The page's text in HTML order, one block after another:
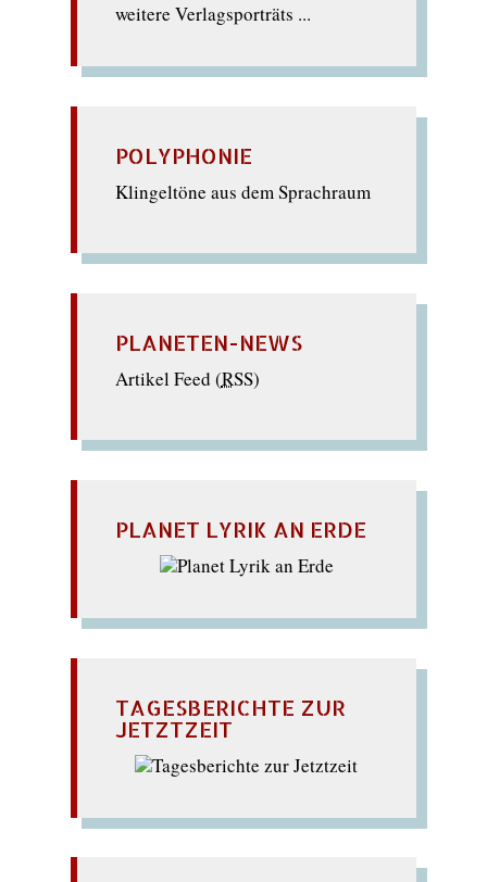
weitere Verlagsporträts ...
POLYPHONIE
Klingeltöne aus dem Sprachraum
PLANETEN-NEWS
Artikel Feed (RSS)
PLANET LYRIK AN ERDE
TAGESBERICHTE ZUR
JETZTZEIT